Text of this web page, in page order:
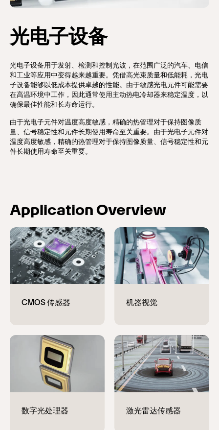
光电子设备
光电子设备用于发射、检测和控制光波，在范围广泛的汽车、电信
和工业等应用中变得越来越重要。凭借高光束质量和低能耗，光电
子设备能够以低成本提供卓越的性能。由于敏感光电元件可能需要
在高温环境中工作，因此通常使用主动热电冷却器来稳定温度，以
确保最佳性能和长寿命运行。
由于光电子元件对温度高度敏感，精确的热管理对于保持图像质
量、信号稳定性和元件长期使用寿命至关重要。由于光电子元件对
温度高度敏感，精确的热管理对于保持图像质量、信号稳定性和元
件长期使用寿命至关重要。
Application Overview